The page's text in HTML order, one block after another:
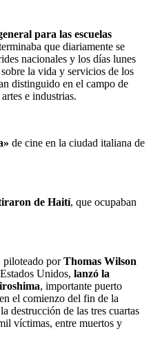
para las escuelas
que diariamente se
nacionales y los días lunes
la vida y servicios de los
distinguido en el campo de
e industrias.
de cine en la ciudad italiana de
de Haití, que ocupaban
piloteado porThomas Wilson
Unidos, lanzó la
, importante puerto
el comienzo del fin de la
destrucción de las tres cuartas
víctimas, entre muertos y